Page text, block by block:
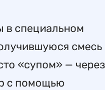
в специальном
«супом» — через
с помощью